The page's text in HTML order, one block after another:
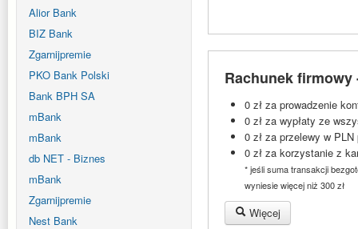
Alior Bank
BIZ Bank
Zgarnijpremie
PKO Bank Polski
Bank BPH SA
mBank
mBank
db NET - Biznes
mBank
Zgarnijpremie
Nest Bank
Rachunek firmowy
0 zł za prowadzenie
0 zł za wypłaty ze
0 zł za przelewy w
0 zł za korzystanie z
* jeśli suma transakcji
wyniesie więcej niż 300 zł
Więcej